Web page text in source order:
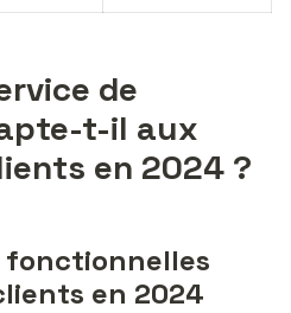
de
t-il aux
en 2024 ?
fonctionnelles
en 2024